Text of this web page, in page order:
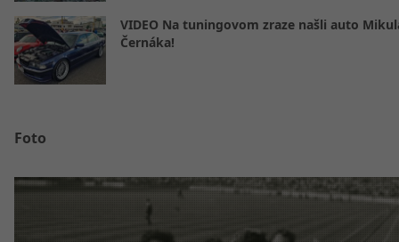
VIDEO Na tuningovom zraze našli auto
Černáka!
Foto